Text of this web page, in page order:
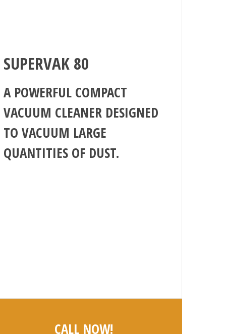
SUPERVAK 80
A POWERFUL COMPACT
VACUUM CLEANER DESIGNED
TO VACUUM LARGE
QUANTITIES OF DUST.
CALL NOW!